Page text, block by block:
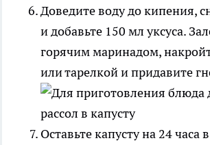
Доведите воду до кипения,
и добавьте 150 мл уксуса.
горячим маринадом,
или тарелкой и придавите
Оставьте капусту на 24 часа